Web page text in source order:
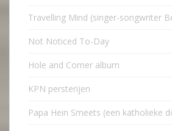
Travelling Mind (singer-songwriter
Not Noticed To-Day
Hole and Corner album
KPN persterijen
Papa Hein Smeets (een katholieke